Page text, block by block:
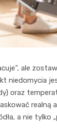
ale
niedomycia
oraz
realną
a nie tylko